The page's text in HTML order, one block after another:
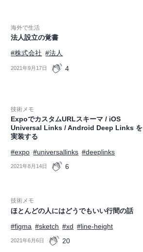
海外で生活
法人設立の覚書
#株式会社 #法人
2021年9月17日 4
技術メモ
ExpoでカスタムURLスキーマ / iOS
Universal Links / Android Deep Links を
実装する
#expo #universallinks #deeplinks
2021年8月14日 6
技術メモ
ほとんどの人にはどうでもいい行間の話
#figma #sketch #xd #line-height
2021年6月6日 20